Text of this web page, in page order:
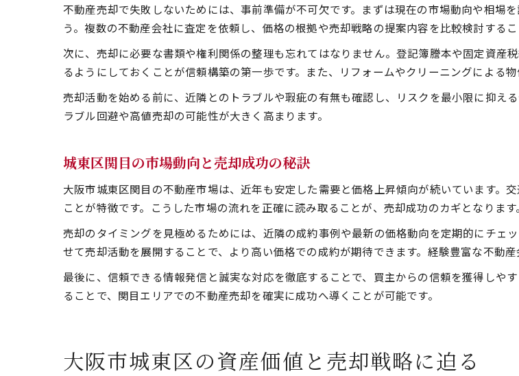
不動産売却で失敗しないためには、事前準備が不可欠です。まずは現在の市場動向や相場
う。複数の不動産会社に査定を依頼し、価格の根拠や売却戦略の提案内容を比較検討するこ
次に、売却に必要な書類や権利関係の整理も忘れてはなりません。登記簿謄本や固定資産
るようにしておくことが信頼構築の第一歩です。また、リフォームやクリーニングによる物
売却活動を始める前に、近隣とのトラブルや瑕疵の有無も確認し、リスクを最小限に抑え
ラブル回避や高値売却の可能性が大きく高まります。
城東区関目の市場動向と売却成功の秘訣
大阪市城東区関目の不動産市場は、近年も安定した需要と価格上昇傾向が続いています。
ことが特徴です。こうした市場の流れを正確に読み取ることが、売却成功のカギとなります。
売却のタイミングを見極めるためには、近隣の成約事例や最新の価格動向を定期的にチェ
せて売却活動を展開することで、より高い価格での成約が期待できます。経験豊富な不動産
最後に、信頼できる情報発信と誠実な対応を徹底することで、買主からの信頼を獲得しや
ることで、関目エリアでの不動産売却を確実に成功へ導くことが可能です。
大阪市城東区の資産価値と売却戦略に迫る